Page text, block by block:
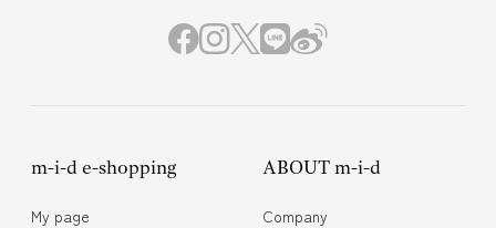
m-i-d e-shopping
My page
ABOUT m-i-d
Company